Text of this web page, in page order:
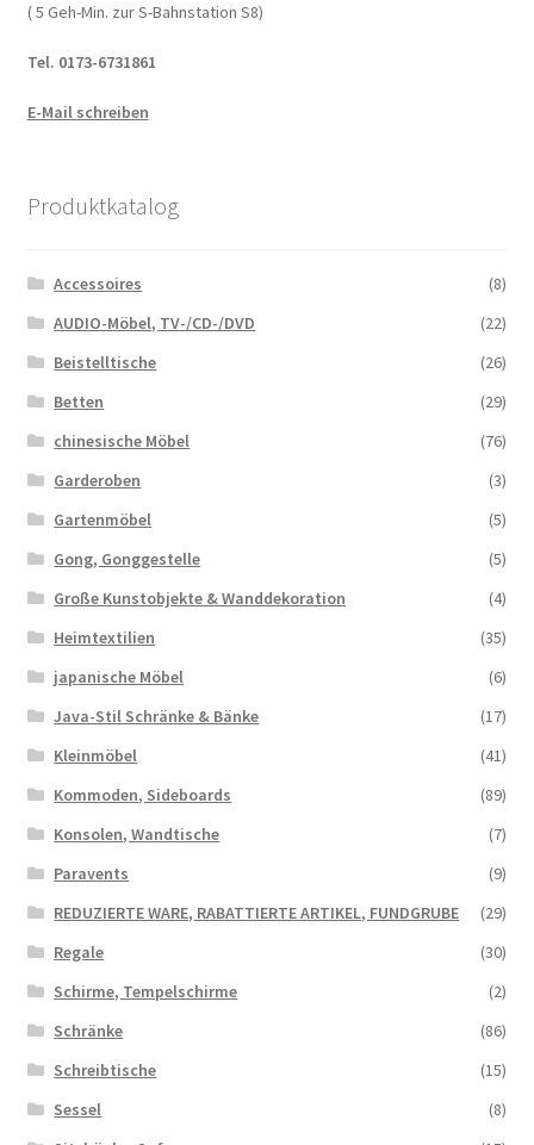
( 5 Geh-Min. zur S-Bahnstation S8)
Tel. 0173-6731861
E-Mail schreiben
Produktkatalog
Accessoires
(8)
AUDIO-Möbel, TV-/CD-/DVD
(22)
Beistelltische
(26)
Betten
(29)
chinesische Möbel
(76)
Garderoben
(3)
Gartenmöbel
(5)
Gong, Gonggestelle
(5)
Große Kunstobjekte & Wanddekoration
(4)
Heimtextilien
(35)
japanische Möbel
(6)
Java-Stil Schränke & Bänke
(17)
Kleinmöbel
(41)
Kommoden, Sideboards
(89)
Konsolen, Wandtische
(7)
Paravents
(9)
REDUZIERTE WARE, RABATTIERTE ARTIKEL, FUNDGRUBE
(29)
Regale
(30)
Schirme, Tempelschirme
(2)
Schränke
(86)
Schreibtische
(15)
Sessel
(8)